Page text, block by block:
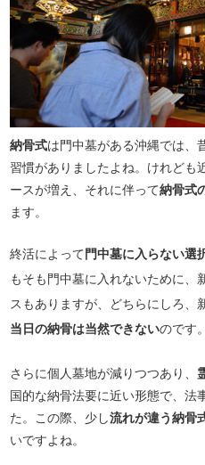
納骨式は門中墓がある沖縄では、
習慣がありましたよね。けれども
ースが増え、それに伴って納骨式
ます。
終活によって門中墓に入らない選
もそも門中墓に入れないために、
スもありますが、どちらにしろ、
当日の納骨は当然できないのです。
さらに個人墓地が減りつつあり、
国的な納骨法要に近い形態で、法
た。この際、少し流れが違う納骨
いですよね。